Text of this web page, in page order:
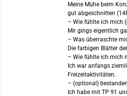
Meine Mühe beim
gut abgeschnitten
– Wie fühlte ich mich
Mir gings eigentlich
– Was überraschte
Die farbigen Blätter
– Wie fühlte ich mich
Ich war anfangs
Freizeitaktivitäten.
– (optional)
Ich habe mit TP 91